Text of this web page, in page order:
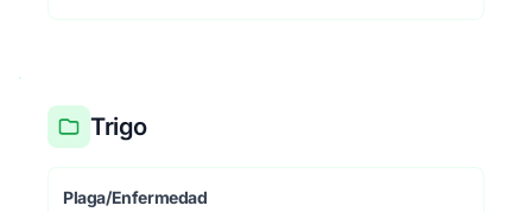
Trigo
Plaga/Enfermedad